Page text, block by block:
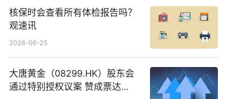
核保时会查看所有体检报告吗？
观速讯
2026-06-25
大唐黄金（08299.HK）股东会
通过特别授权议案 赞成票达